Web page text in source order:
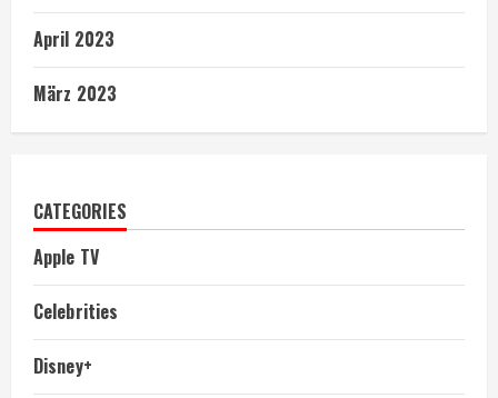
April 2023
März 2023
CATEGORIES
Apple TV
Celebrities
Disney+